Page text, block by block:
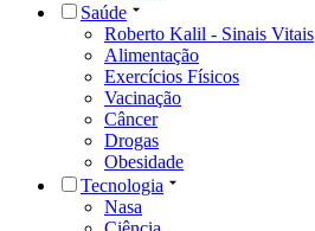
Saúde
Roberto Kalil - Sinais Vitais
Alimentação
Exercícios Físicos
Vacinação
Câncer
Drogas
Obesidade
Tecnologia
Nasa